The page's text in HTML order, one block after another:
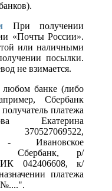
При получении
«Почты России».
или наличными
посылки.
не взимается.
любом банке (либо
Сбербанк
платежа
Екатерина
- Ивановское
Сбербанк, р/
042406608, к/
платежа
№....".